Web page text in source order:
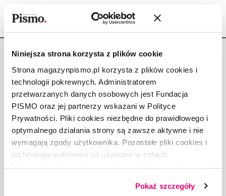
Niniejsza strona korzysta z plików cookie
Strona magazynpismo.pl korzysta z plików cookies i
technologii pokrewnych. Administratorem
przetwarzanych danych osobowych jest Fundacja
PISMO oraz jej partnerzy wskazani w Polityce
Prywatności. Pliki cookies niezbędne do prawidłowego i
optymalnego działania strony są zawsze aktywne i nie
wymagają zgody użytkownika. Pozostałe pliki cookies i
technologie pokrewne są używane w celach:
dobrowolną zgodę na pliki cookies i technologie
Pokaż szczegóły
Copyright © Fundacja Pismo
O „PIŚMIE”
ABOUT PISMO
FACT-CHECKING W „PIŚMIE”